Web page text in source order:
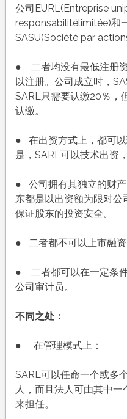
公司EURL(Entreprise
responsabilitélimitée)和
SASU(Société par
● 二者均没有最低注册
以注册。公司成立时，
SARL只需要认缴20％，
认缴。
● 在出资方式上，都可
是，SARL可以技术出资
● 公司拥有其独立的财
东都是以出资额为限对
保证股东的投资安全。
● 二者都不可以上市融资
● 二者都可以在一定条
公司审计员。
不同之处：
● 在管理模式上：
SARL可以任命一个或多
人，而且法人可由其中
来担任。